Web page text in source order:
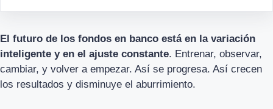
El futuro de los fondos en banco está en la variación
inteligente y en el ajuste constante. Entrenar, observar,
cambiar, y volver a empezar. Así se progresa. Así crecen
los resultados y disminuye el aburrimiento.